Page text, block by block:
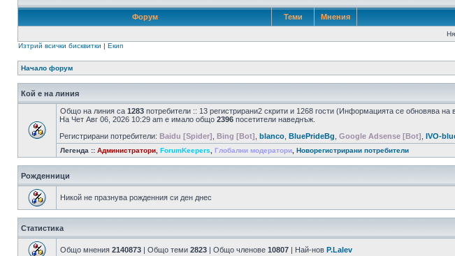
Форум Теми Мнения
Изтрий всички бисквитки | Екип
Начало форум
Кой е на линия
Общо на линия са 1283 потребители :: 13 регистрирани2 скрити и 1268 гости (Информацията се обновява на
На Чет Авг 06, 2026 10:29 am е имало общо 2396 посетители наведнъж.
Регистрирани потребители: Baidu [Spider] Bing [Bot] blanco BluePrideBg Google Adsense [Bot] IVO-
Легенда :: Администратори ForumKeepers Глобални модератори Новорегистрирани потребители
Рожденници
Никой не празнува рожденния си ден днес
Статистика
Общо мнения 2140873 | Общо теми 2823 | Общо членове 10807 | Най-нов P.Lalev